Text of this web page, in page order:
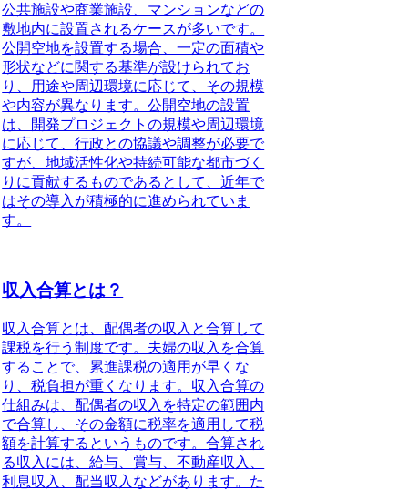
公共施設や商業施設、マンションなどの
敷地内に設置されるケースが多いです。
公開空地を設置する場合、一定の面積や
形状などに関する基準が設けられてお
り、用途や周辺環境に応じて、その規模
や内容が異なります。公開空地の設置
は、開発プロジェクトの規模や周辺環境
に応じて、行政との協議や調整が必要で
すが、地域活性化や持続可能な都市づく
りに貢献するものであるとして、近年で
はその導入が積極的に進められていま
す。
収入合算とは？
収入合算とは、配偶者の収入と合算して
課税を行う制度です。夫婦の収入を合算
することで、累進課税の適用が早くな
り、税負担が重くなります。収入合算の
仕組みは、配偶者の収入を特定の範囲内
で合算し、その金額に税率を適用して税
額を計算するというものです。合算され
る収入には、給与、賞与、不動産収入、
利息収入、配当収入などがあります。た